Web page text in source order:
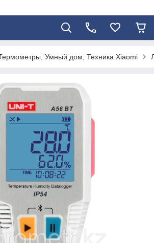
Умный дом, Техника Xiaomi